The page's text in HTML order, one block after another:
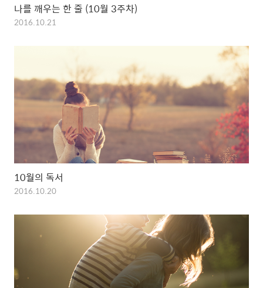
나를 깨우는 한 줄 (10월 3주차)
2016.10.21
10월의 독서
2016.10.20